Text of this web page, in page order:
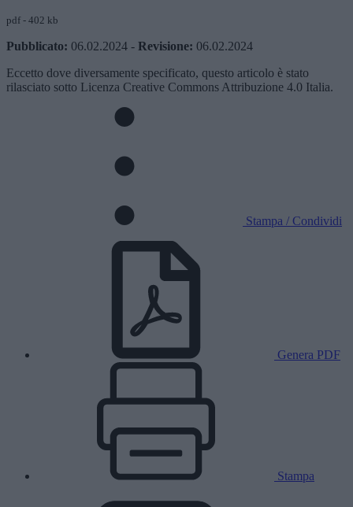
pdf - 402 kb
Pubblicato: 06.02.2024 - Revisione: 06.02.2024
Eccetto dove diversamente specificato, questo articolo è stato
rilasciato sotto Licenza Creative Commons Attribuzione 4.0 Italia.
Stampa / Condividi
Genera PDF
Stampa